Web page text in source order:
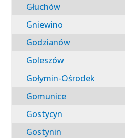
Głuchów
Gniewino
Godzianów
Goleszów
Gołymin-Ośrodek
Gomunice
Gostycyn
Gostynin